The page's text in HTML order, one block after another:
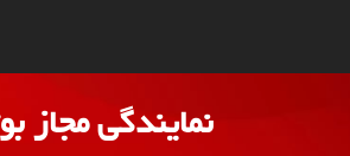
نمایندگی مجاز